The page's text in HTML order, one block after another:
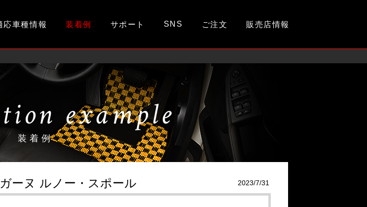
応車種情報 装着例 サポート SNS ご注文 販売店情報
example
装着例
ーヌ ルノー・スポール 2023/7/31